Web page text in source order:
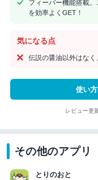
フィーバー機能搭載
を効率よくGET！
気になる点
伝説の醤油以外はな
使い
レビュー更
その他のアプリ
とりのおと